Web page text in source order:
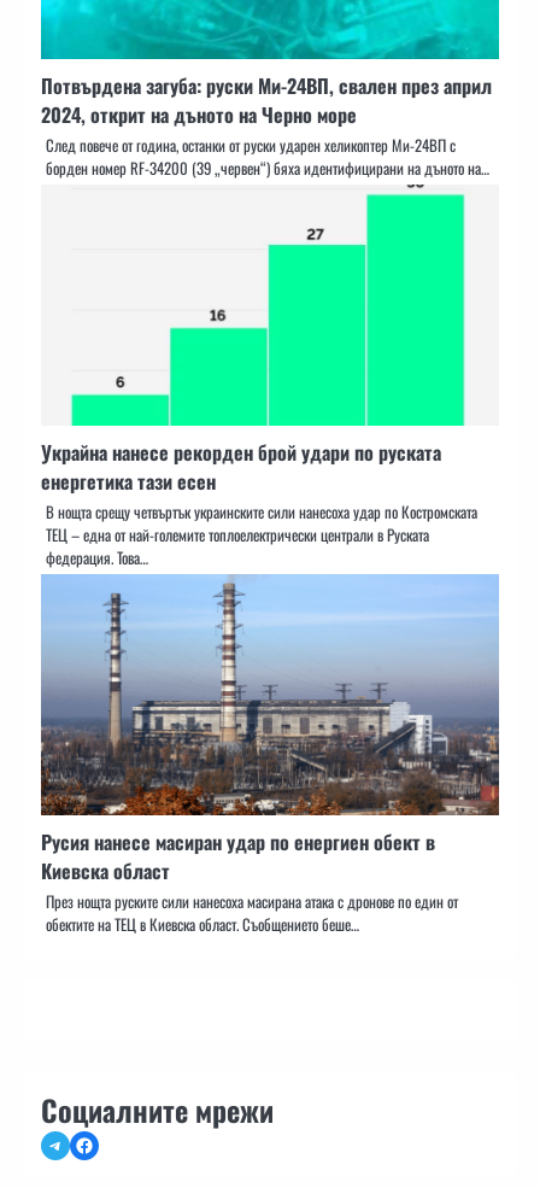
Потвърдена загуба: руски Ми-24ВП, свален през април
2024, открит на дъното на Черно море
След повече от година, останки от руски ударен хеликоптер Ми-24ВП с
борден номер RF-34200 (39 „червен“) бяха идентифицирани на дъното на…
Украйна нанесе рекорден брой удари по руската
енергетика тази есен
В нощта срещу четвъртък украинските сили нанесоха удар по Костромската
ТЕЦ – една от най-големите топлоелектрически централи в Руската
федерация. Това…
Русия нанесе масиран удар по енергиен обект в
Киевска област
През нощта руските сили нанесоха масирана атака с дронове по един от
обектите на ТЕЦ в Киевска област. Съобщението беше…
Социалните мрежи
TelegramFacebook